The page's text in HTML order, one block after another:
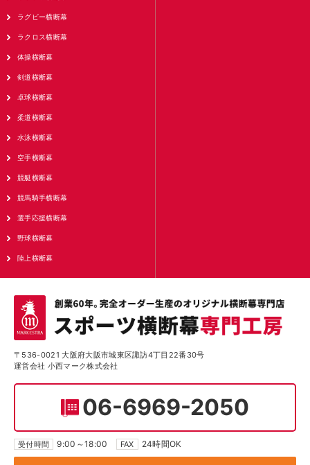
ラグビー横断幕
ラクロス横断幕
体操横断幕
剣道横断幕
卓球横断幕
柔道横断幕
水泳横断幕
空手横断幕
競艇横断幕
競馬騎手横断幕
選手応援横断幕
野球横断幕
陸上横断幕
〒536-0021 大阪府大阪市城東区諏訪4丁目22番30号
運営会社 小西マーク株式会社
06-6969-2050
受付時間 9:00～18:00 FAX 24時間OK